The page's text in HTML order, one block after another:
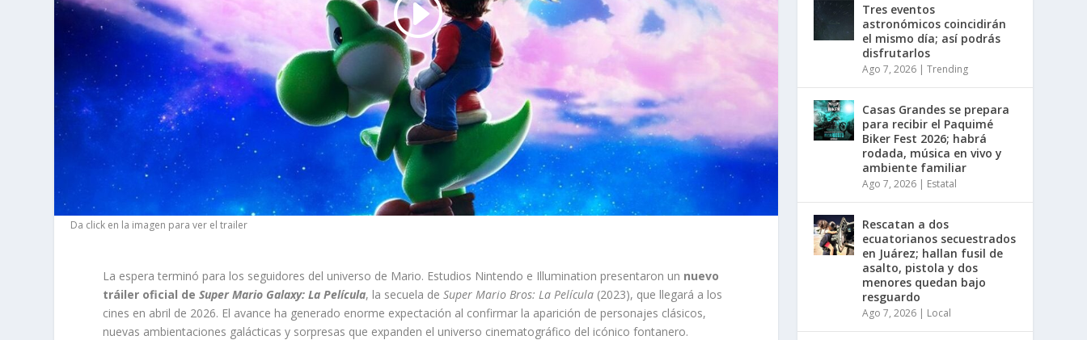
Da click en la imagen para ver el trailer
La espera terminó para los seguidores del universo de Mario. Estudios Nintendo e Illumination presentaron un nuevo
tráiler oficial deSuper Mario Galaxy: La Película, la secuela deSuper Mario Bros: La Película (2023), que llegará a los
cines en abril de 2026. El avance ha generado enorme expectación al confirmar la aparición de personajes clásicos,
nuevas ambientaciones galácticas y sorpresas que expanden el universo cinematográfico del icónico fontanero.
Tres eventos
astronómicos coincidirán
el mismo día; así podrás
disfrutarlos
Ago 7, 2026 |Trending
Casas Grandes se prepara
para recibir el Paquimé
Biker Fest 2026; habrá
rodada, música en vivo y
ambiente familiar
Ago 7, 2026 | Estatal
Rescatan a dos
ecuatorianos secuestrados
en Juárez; hallan fusil de
asalto, pistola y dos
menores quedan bajo
resguardo
Ago 7, 2026 | Local